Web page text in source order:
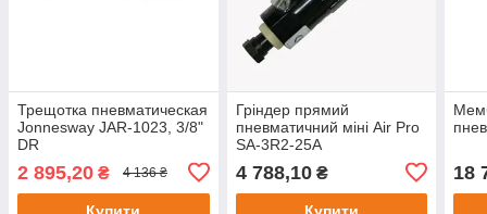
Трещотка пневматическая
Jonnesway JAR-1023, 3/8"
DR
2 895,20 ₴ 4 136 ₴
Гріндер прямий
пневматичний міні Air Pro
SA-3R2-25A
4 788,10₴ 18